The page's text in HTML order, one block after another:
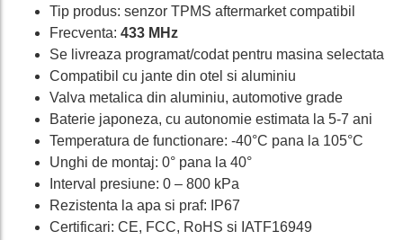
Tip produs: senzor TPMS aftermarket compatibil
Frecventa: 433 MHz
Se livreaza programat/codat pentru masina selectata
Compatibil cu jante din otel si aluminiu
Valva metalica din aluminiu, automotive grade
Baterie japoneza, cu autonomie estimata la 5-7 ani
Temperatura de functionare: -40°C pana la 105°C
Unghi de montaj: 0° pana la 40°
Interval presiune: 0 – 800 kPa
Rezistenta la apa si praf: IP67
Certificari: CE, FCC, RoHS si IATF16949